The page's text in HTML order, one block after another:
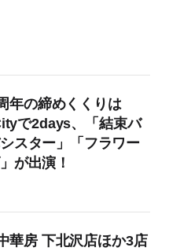
年の締めくくりは
で2days、「結束バ
スター」「フラワー
が出演！
華房 下北沢店ほか3店